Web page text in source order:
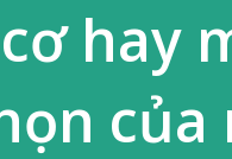
hay